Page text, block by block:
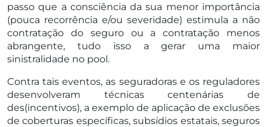
passo que a consciência da sua menor importância
(pouca recorrência e/ou severidade) estimula a não
contratação do seguro ou a contratação menos
abrangente, tudo isso a gerar uma maior
sinistralidade no pool.
Contra tais eventos, as seguradoras e os reguladores
desenvolveram técnicas centenárias de
des(incentivos), a exemplo de aplicação de exclusões
de coberturas específicas, subsídios estatais, seguros